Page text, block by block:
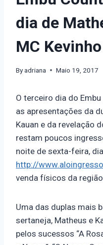
dia de
MC Kevinho
Byadriana Maio 19, 2017
O terceiro dia do
as apresentações da
Kauan e da revelação
restam poucos
noite de sexta-feira,
http://
venda físicos da
Uma das duplas mais
sertaneja, Matheus e
pelos sucessos “A